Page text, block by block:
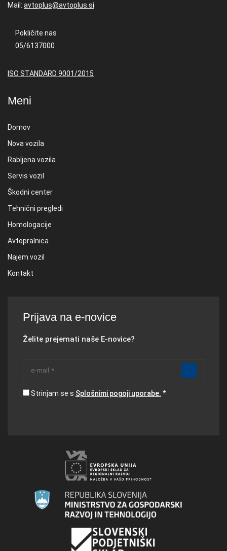
Mail: avtoplus@avtoplus.si
Pokličite nas
05/6137000
ISO STANDARD 9001/2015
Meni
Domov
Nova vozila
Rabljena vozila
Servis vozil
Škodni center
Tehnični pregledi
Homologacije
Avtopralnica
Najem vozil
Kontakt
Prijava na e-novice
Želite prejemati naše E-novice?
Strinjam se s Splošnimi pogoji uporabe.